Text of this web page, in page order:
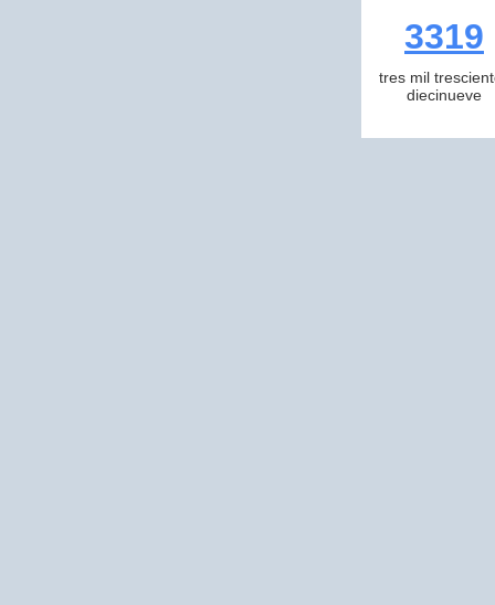
3319
tres mil
diecinueve